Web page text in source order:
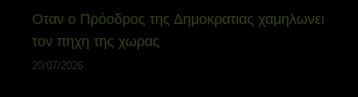
Οταν ο Πρόοδρος της Δημοκρατιας χαμηλωνει
τον πηχη της χωρας
20/07/2026